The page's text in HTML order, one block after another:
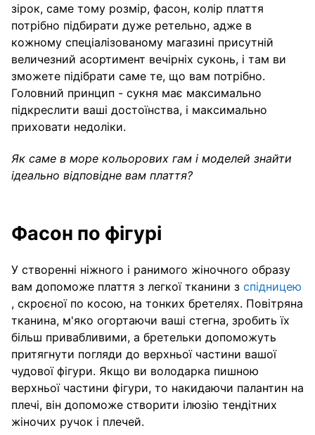
зірок, саме тому розмір, фасон, колір плаття
потрібно підбирати дуже ретельно, адже в
кожному спеціалізованому магазині присутній
величезний асортимент вечірніх суконь, і там ви
зможете підібрати саме те, що вам потрібно.
Головний принцип - сукня має максимально
підкреслити ваші достоїнства, і максимально
приховати недоліки.
Як саме в море кольорових гам і моделей знайти
ідеально відповідне вам плаття?
Фасон по фігурі
У створенні ніжного і ранимого жіночного образу
вам допоможе плаття з легкої тканини з спідницею
, скроєної по косою, на тонких бретелях. Повітряна
тканина, м'яко огортаючи ваші стегна, зробить їх
більш привабливими, а бретельки допоможуть
притягнути погляди до верхньої частини вашої
чудової фігури. Якщо ви володарка пишною
верхньої частини фігури, то накидаючи палантин на
плечі, він допоможе створити ілюзію тендітних
жіночих ручок і плечей.